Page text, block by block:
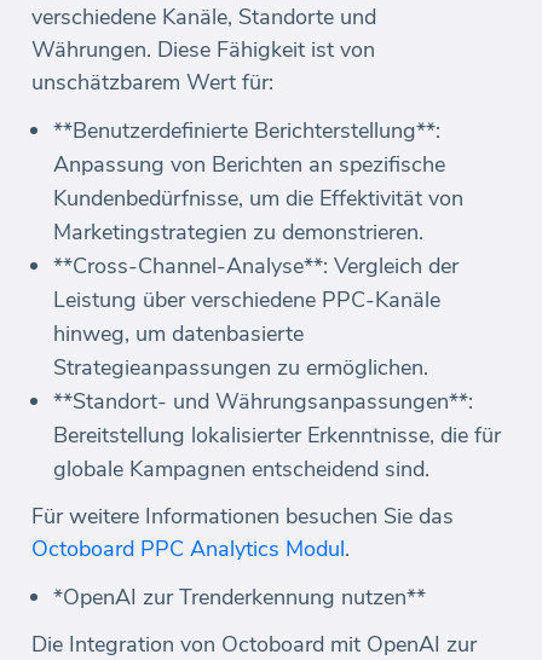
verschiedene Kanäle, Standorte und
Währungen. Diese Fähigkeit ist von
unschätzbarem Wert für:
**Benutzerdefinierte Berichterstellung**:
Anpassung von Berichten an spezifische
Kundenbedürfnisse, um die Effektivität von
Marketingstrategien zu demonstrieren.
**Cross-Channel-Analyse**: Vergleich der
Leistung über verschiedene PPC-Kanäle
hinweg, um datenbasierte
Strategieanpassungen zu ermöglichen.
**Standort- und Währungsanpassungen**:
Bereitstellung lokalisierter Erkenntnisse, die für
globale Kampagnen entscheidend sind.
Für weitere Informationen besuchen Sie das
Octoboard PPC Analytics Modul.
*OpenAI zur Trenderkennung nutzen**
Die Integration von Octoboard mit OpenAI zur